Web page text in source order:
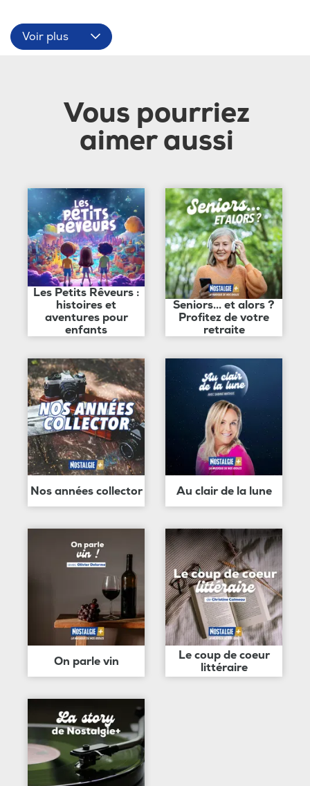
Voir plus
Vous pourriez
aimer aussi
Les Petits Rêveurs :
histoires et
aventures pour
enfants
Seniors... et alors ?
Profitez de votre
retraite
Nos années collector Au clair de la lune
On parle vin
Le coup de coeur
littéraire